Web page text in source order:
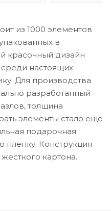
из 1000 элементов
в
красочный дизайн
среди настоящих
Для производства
разработанный
толщина
элементы стало еще
подарочная
пленку. Конструкция
картона.